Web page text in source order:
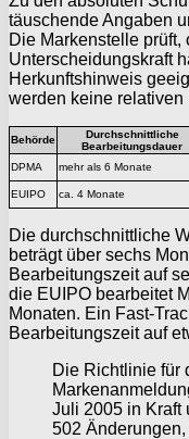
täuschende Angaben
Die Markenstelle
Unterscheidungskraft
Herkunftshinweis
werden keine
Behörde
Durchschnittliche
Bearbeitungsdauer
DPMA mehr als 6 Monate
EUIPO
ca. 4 Monate
Die durchschnittliche
beträgt über sechs
Bearbeitungszeit auf
die EUIPO bearbeitet
Monaten. Ein Fast-
Bearbeitungszeit auf
Die Richtlinie für
Juli 2005 in Kraft
502